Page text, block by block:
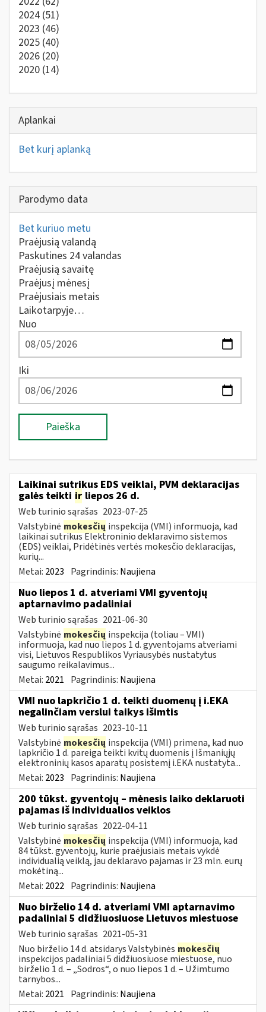
2024 (51)
2023 (46)
2025 (40)
2026 (20)
2020 (14)
Aplankai
Bet kurį aplanką
Parodymo data
Bet kuriuo metu
Praėjusią valandą
Paskutines 24 valandas
Praėjusią savaitę
Praėjusį mėnesį
Praėjusiais metais
Laikotarpyje…
Nuo
Iki
Paieška
Laikinai sutrikus EDS veiklai, PVM deklaracijas
galės teikti ir liepos 26 d.
Web turinio sąrašas 2023-07-25
Valstybinė mokesčių inspekcija (VMI) informuoja, kad
laikinai sutrikus Elektroninio deklaravimo sistemos
(EDS) veiklai, Pridėtinės vertės mokesčio deklaracijas,
kurių...
Metai: 2023 Pagrindinis: Naujiena
Nuo liepos 1 d. atveriami VMI gyventojų
aptarnavimo padaliniai
Web turinio sąrašas 2021-06-30
Valstybinė mokesčių inspekcija (toliau – VMI)
informuoja, kad nuo liepos 1 d. gyventojams atveriami
visi, Lietuvos Respublikos Vyriausybės nustatytus
saugumo reikalavimus...
Metai: 2021 Pagrindinis: Naujiena
VMI nuo lapkričio 1 d. teikti duomenų į i.EKA
negalinčiam verslui taikys išimtis
Web turinio sąrašas 2023-10-11
Valstybinė mokesčių inspekcija (VMI) primena, kad nuo
lapkričio 1 d. pareiga teikti kvitų duomenis į Išmaniųjų
elektroninių kasos aparatų posistemį i.EKA nustatyta...
Metai: 2023 Pagrindinis: Naujiena
200 tūkst. gyventojų – mėnesis laiko deklaruoti
pajamas iš individualios veiklos
Web turinio sąrašas 2022-04-11
Valstybinė mokesčių inspekcija (VMI) informuoja, kad
84 tūkst. gyventojų, kurie praėjusiais metais vykdė
individualią veiklą, jau deklaravo pajamas ir 23 mln. eurų
mokėtiną...
Metai: 2022 Pagrindinis: Naujiena
Nuo birželio 14 d. atveriami VMI aptarnavimo
padaliniai 5 didžiuosiuose Lietuvos miestuose
Web turinio sąrašas 2021-05-31
Nuo birželio 14 d. atsidarys Valstybinės mokesčių
inspekcijos padaliniai 5 didžiuosiuose miestuose, nuo
birželio 1 d. – „Sodros“, o nuo liepos 1 d. – Užimtumo
tarnybos...
Metai: 2021 Pagrindinis: Naujiena